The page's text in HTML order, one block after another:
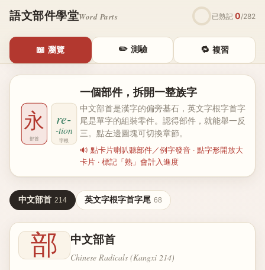
語文部件學堂Word Parts 已熟記 0/282
📖 瀏覽 ✏️ 測驗 🔁 複習
永
部首
re-
-tion
字根
一個部件，拆開一整族字
中文部首是漢字的偏旁基石，英文字根字首字
尾是單字的組裝零件。認得部件，就能舉一反
三。點左邊圖塊可切換章節。
🔊 點卡片喇叭聽部件／例字發音 · 點字形開放大
卡片 · 標記「熟」會計入進度
中文部首 214 英文字根字首字尾 68
部 中文部首
Chinese Radicals (Kangxi 214)